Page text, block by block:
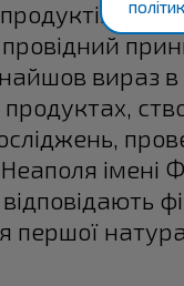
вираз в
продуктах,
імені
відповідають
першої